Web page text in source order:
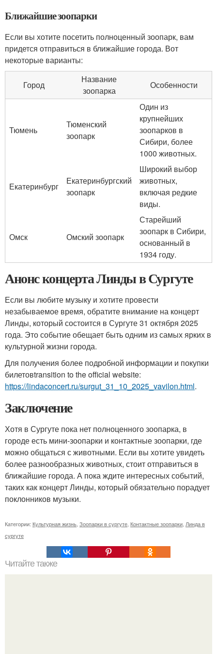
Ближайшие зоопарки
Если вы хотите посетить полноценный зоопарк, вам
придется отправиться в ближайшие города. Вот
некоторые варианты:
Город
Название
зоопарка
Особенности
Тюмень
Тюменский
зоопарк
Один из
крупнейших
зоопарков в
Сибири, более
1000 животных.
Екатеринбург
Екатеринбургский
зоопарк
Широкий выбор
животных,
включая редкие
виды.
Омск Омский зоопарк
Старейший
зоопарк в Сибири,
основанный в
1934 году.
Анонс концерта Линды в Сургуте
Если вы любите музыку и хотите провести
незабываемое время, обратите внимание на концерт
Линды, который состоится в Сургуте 31 октября 2025
года. Это событие обещает быть одним из самых ярких в
культурной жизни города.
Для получения более подробной информации и покупки
билетовtransition to the official website:
https://lindaconcert.ru/surgut_31_10_2025_vavilon.html.
Заключение
Хотя в Сургуте пока нет полноценного зоопарка, в
городе есть мини-зоопарки и контактные зоопарки, где
можно общаться с животными. Если вы хотите увидеть
более разнообразных животных, стоит отправиться в
ближайшие города. А пока ждите интересных событий,
таких как концерт Линды, который обязательно порадует
поклонников музыки.
Категории: Культурная жизнь Зоопарки в сургуте Контактные зоопарки Линда в
сургуте
Читайте также